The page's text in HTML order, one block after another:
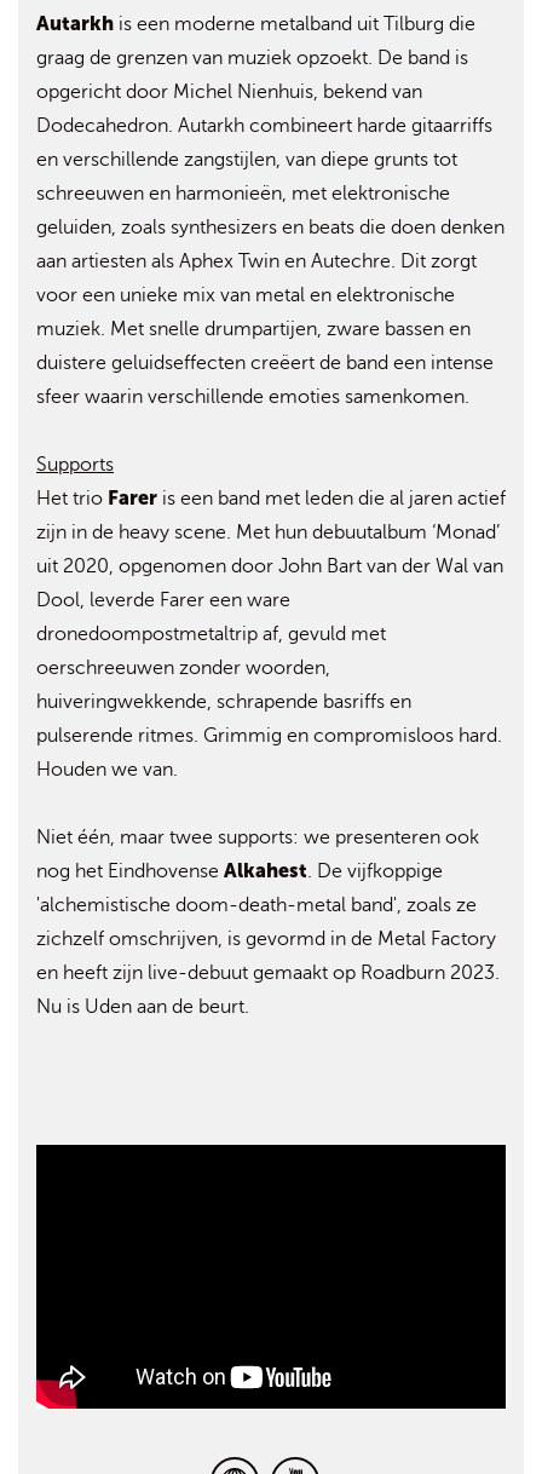
Autarkh is een moderne metalband uit Tilburg die
graag de grenzen van muziek opzoekt. De band is
opgericht door Michel Nienhuis, bekend van
Dodecahedron. Autarkh combineert harde gitaarriffs
en verschillende zangstijlen, van diepe grunts tot
schreeuwen en harmonieën, met elektronische
geluiden, zoals synthesizers en beats die doen denken
aan artiesten als Aphex Twin en Autechre. Dit zorgt
voor een unieke mix van metal en elektronische
muziek. Met snelle drumpartijen, zware bassen en
duistere geluidseffecten creëert de band een intense
sfeer waarin verschillende emoties samenkomen.
Supports
Het trio Farer is een band met leden die al jaren actief
zijn in de heavy scene. Met hun debuutalbum ‘Monad’
uit 2020, opgenomen door John Bart van der Wal van
Dool, leverde Farer een ware
dronedoompostmetaltrip af, gevuld met
oerschreeuwen zonder woorden,
huiveringwekkende, schrapende basriffs en
pulserende ritmes. Grimmig en compromisloos hard.
Houden we van.
Niet één, maar twee supports: we presenteren ook
nog het Eindhovense Alkahest. De vijfkoppige
'alchemistische doom-death-metal band', zoals ze
zichzelf omschrijven, is gevormd in de Metal Factory
en heeft zijn live-debuut gemaakt op Roadburn 2023.
Nu is Uden aan de beurt.